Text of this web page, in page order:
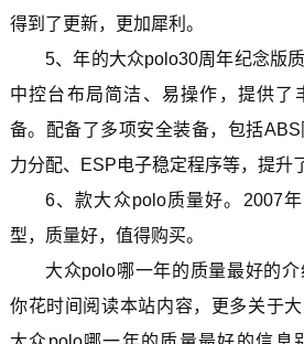
得到了更新，更加犀利。
5、年的大众polo30周年纪念版
中控台布局简洁、易操作，提供了
备。配备了多项安全装备，包括
力分配、ESP电子稳定程序等，提升
6、款大众polo质量好。2007
型，质量好，值得购买。
大众polo哪一年的质量最好的
你花时间阅读本站内容，更多关于大